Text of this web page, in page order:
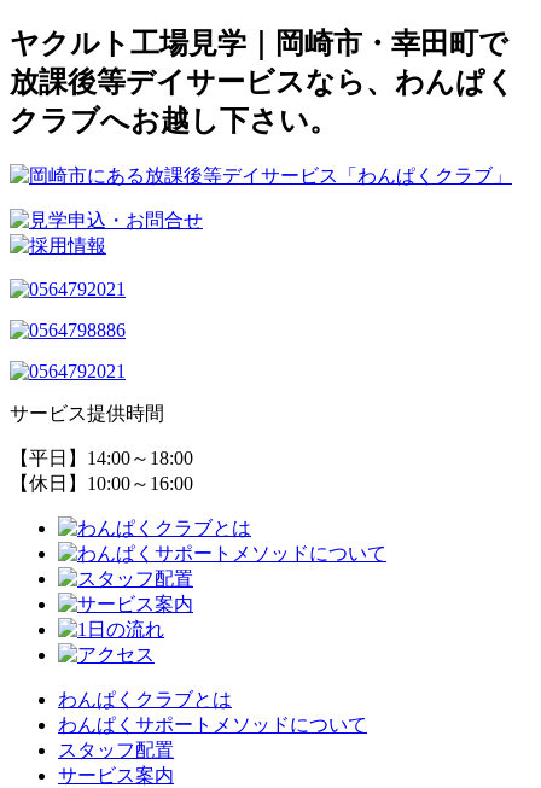
ヤクルト工場見学｜岡崎市・幸田町で
放課後等デイサービスなら、わんぱく
クラブへお越し下さい。
サービス提供時間
【平日】14:00～18:00
【休日】10:00～16:00
わんぱくクラブとは
わんぱくサポートメソッドについて
スタッフ配置
サービス案内